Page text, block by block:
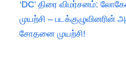
‘DC’ திரை விமர்சனம்:
முயற்சி –
சோதனை முயற்சி!